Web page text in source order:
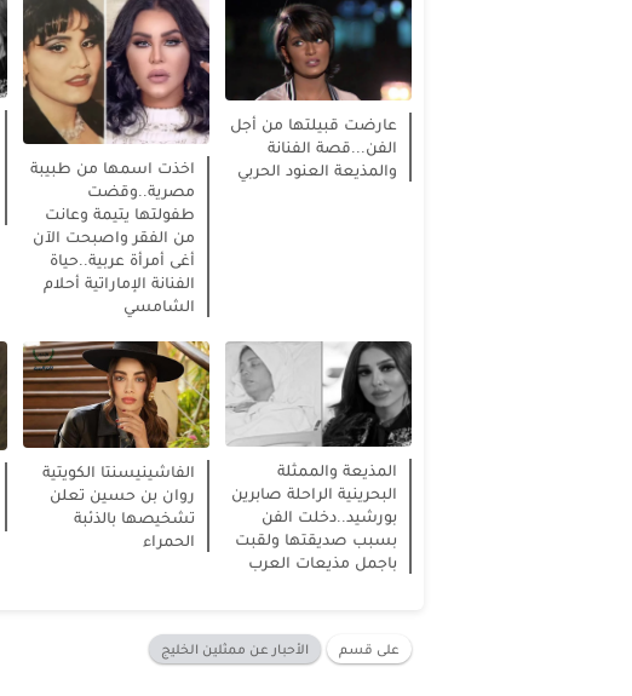
عارضت قبيلتها من أجل
الفن...قصة الفنانة
والمذيعة العنود الحربي
اخذت اسمها من طبيبة
مصرية..وقضت
طفولتها يتيمة وعانت
من الفقر واصبحت الآن
أغى أمرأة عربية..حياة
الفنانة الإماراتية أحلام
الشامسي
المذيعة والممثلة
البحرينية الراحلة صابرين
بورشيد..دخلت الفن
بسبب صديقتها ولقبت
باجمل مذيعات العرب
الفاشينيسنتا الكويتية
روان بن حسين تعلن
تشخيصها بالذئبة
الحمراء
على قسم الأحبار عن ممثلين الخليج